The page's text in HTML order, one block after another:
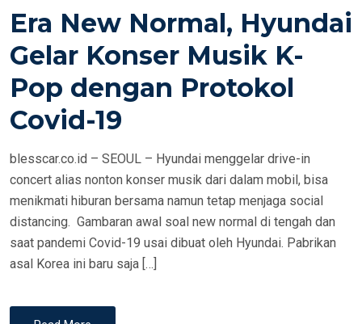
T
D
O
Era New Normal, Hyundai
Gelar Konser Musik K-
Pop dengan Protokol
Covid-19
blesscar.co.id – SEOUL – Hyundai menggelar drive-in
concert alias nonton konser musik dari dalam mobil, bisa
menikmati hiburan bersama namun tetap menjaga social
distancing. Gambaran awal soal new normal di tengah dan
saat pandemi Covid-19 usai dibuat oleh Hyundai. Pabrikan
asal Korea ini baru saja […]